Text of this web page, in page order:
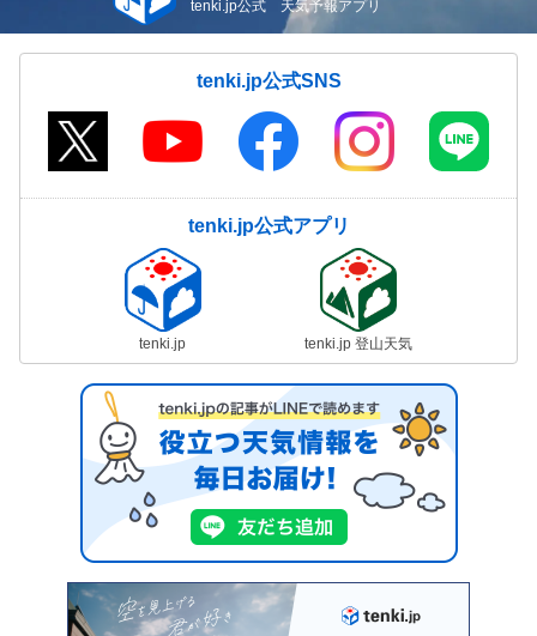
tenki.jp公式 天気予報アプリ
tenki.jp公式SNS
tenki.jp公式アプリ
tenki.jp tenki.jp 登山天気